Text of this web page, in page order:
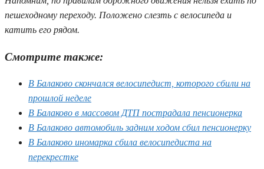
пешеходному переходу. Положено слезть с велосипеда и
катить его рядом.
Смотрите также:
В Балаково скончался велосипедист, которого сбили на
прошлой неделе
В Балаково в массовом ДТП пострадала пенсионерка
В Балаково автомобиль задним ходом сбил пенсионерку
В Балаково иномарка сбила велосипедиста на
перекрестке